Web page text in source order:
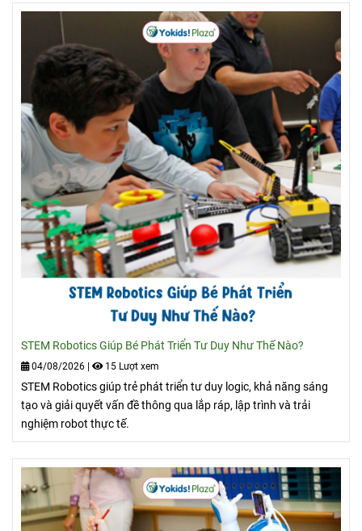
STEM Robotics Giúp Bé Phát Triển Tư Duy Như Thế Nào?
04/08/2026 15 Lượt xem
STEM Robotics giúp trẻ phát triển tư duy logic, khả năng sáng
tạo và giải quyết vấn đề thông qua lắp ráp, lập trình và trải
nghiệm robot thực tế.